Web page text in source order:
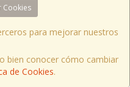
Cookies
para mejorar nuestros
bien conocer cómo cambiar
de Cookies.
- Tfno: